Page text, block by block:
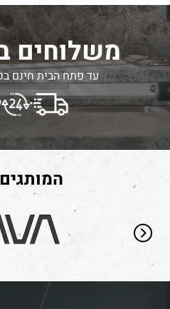
משלוחים
עד פתח הבית חינם